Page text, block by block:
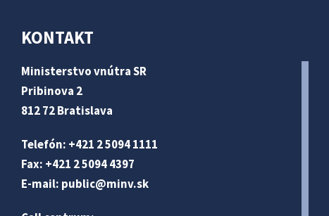
KONTAKT
Ministerstvo vnútra SR
Pribinova 2
812 72 Bratislava
Telefón: +421 2 5094 1111
Fax: +421 2 5094 4397
E-mail: public@minv.sk